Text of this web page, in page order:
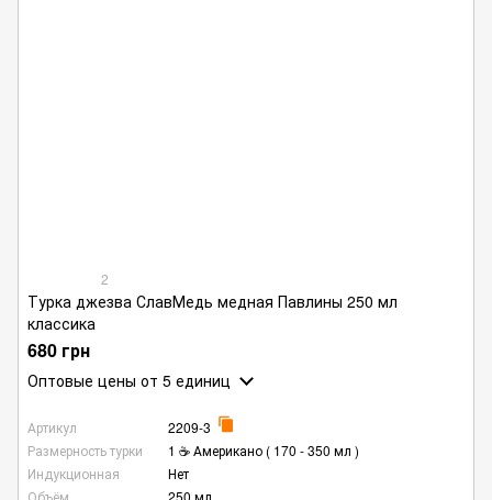
2
Турка джезва СлавМедь медная Павлины 250 мл
классика
680 грн
Оптовые цены от 5 единиц
Артикул
2209-3
Размерность турки
1 ☕ Американо ( 170 - 350 мл )
Индукционная
Нет
Объём
250 мл